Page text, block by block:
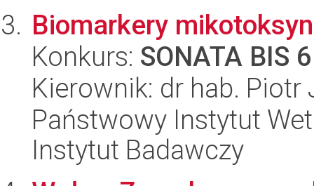
Biomarkery
Konkurs: SONATA BIS 6
Kierownik: dr hab. Piotr
Państwowy Instytut
Instytut Badawczy